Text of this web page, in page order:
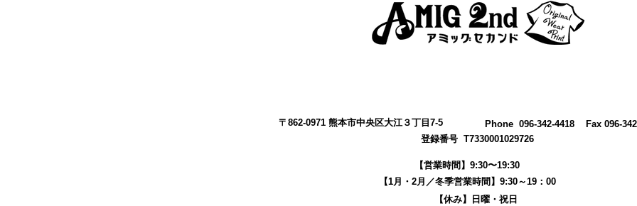
〒862-0971 熊本市中央区大江３丁目7-5
登録番号 T7330001029726
​Phone 096-342-4418 Fax 096-
【営業時間】9:30〜19:30
【1月・2月／冬季営業時間】9:30～19：00
【休み】日曜・祝日